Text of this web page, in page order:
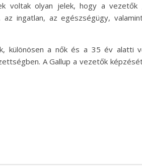
voltak olyan jelek, hogy a vezetők
ingatlan, az egészségügy,
különösen a nők és a 35 év alatti
A Gallup a vezetők